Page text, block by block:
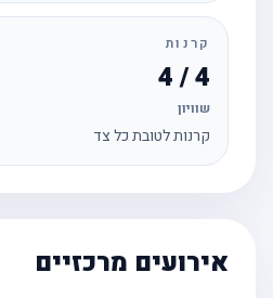
קרנות
שוויון
קרנות לטובת כל צד
אירועים מרכזיים